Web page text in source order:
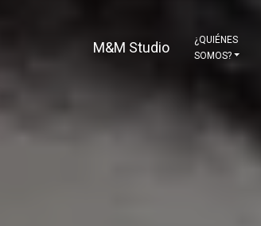
M&M Studio
¿QUIÉNES
SOMOS?